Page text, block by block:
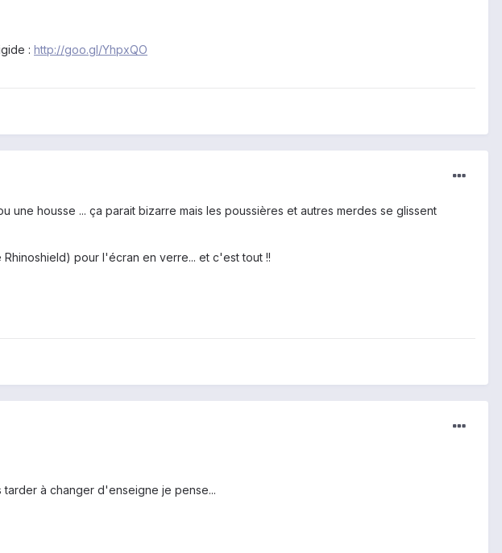
: http://goo.gl/YhpxQO
housse ... ça parait bizarre mais les poussières et autres merdes se glissent
pour l'écran en verre... et c'est tout !!
à changer d'enseigne je pense...